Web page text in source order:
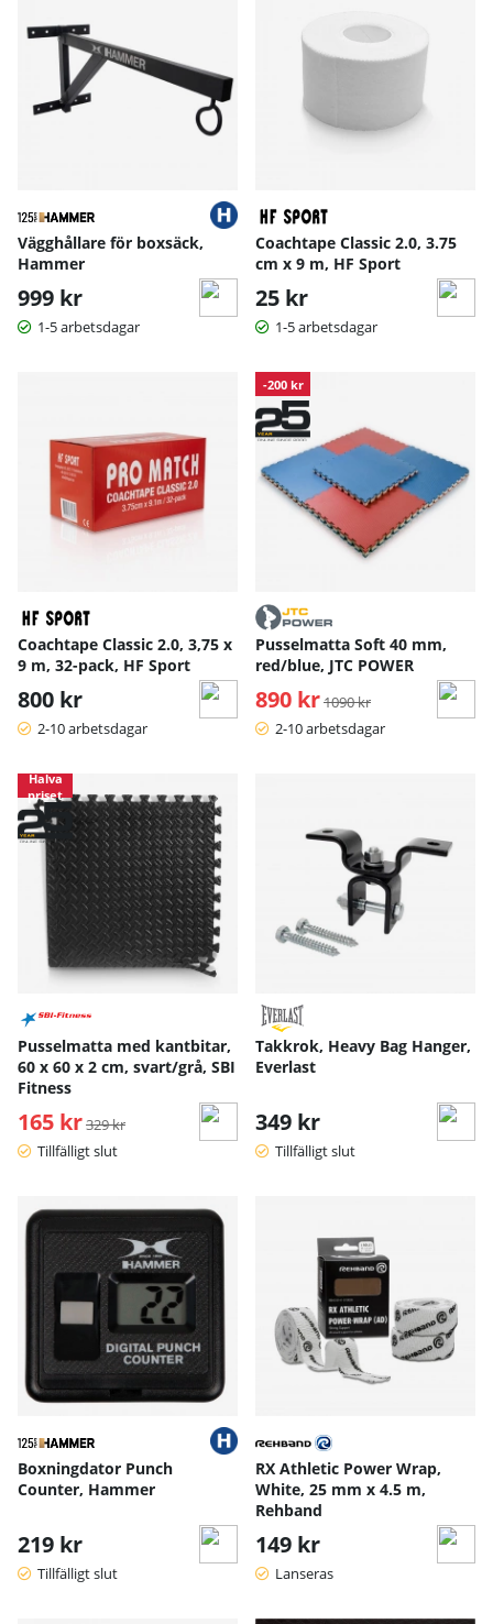
Vägghållare för boxsäck,
Hammer
999 kr
1-5 arbetsdagar
Coachtape Classic 2.0, 3.75
cm x 9 m, HF Sport
25 kr
1-5 arbetsdagar
Coachtape Classic 2.0, 3,75 x
9 m, 32-pack, HF Sport
800 kr
2-10 arbetsdagar
-200 kr
Pusselmatta Soft 40 mm,
red/blue, JTC POWER
890 kr Ordinarie pris:
1090 kr
2-10 arbetsdagar
Halva
priset
Pusselmatta med kantbitar,
60 x 60 x 2 cm, svart/grå, SBI
Fitness
165 kr Ordinarie pris:
329 kr
Tillfälligt slut
Takkrok, Heavy Bag Hanger,
Everlast
349 kr
Tillfälligt slut
Boxningdator Punch
Counter, Hammer
219 kr
Tillfälligt slut
RX Athletic Power Wrap,
White, 25 mm x 4.5 m,
Rehband
149 kr
Lanseras